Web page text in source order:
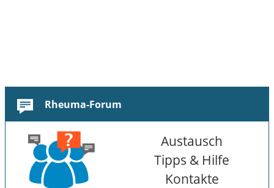
Rheuma-Forum
Austausch
Tipps & Hilfe
Kontakte